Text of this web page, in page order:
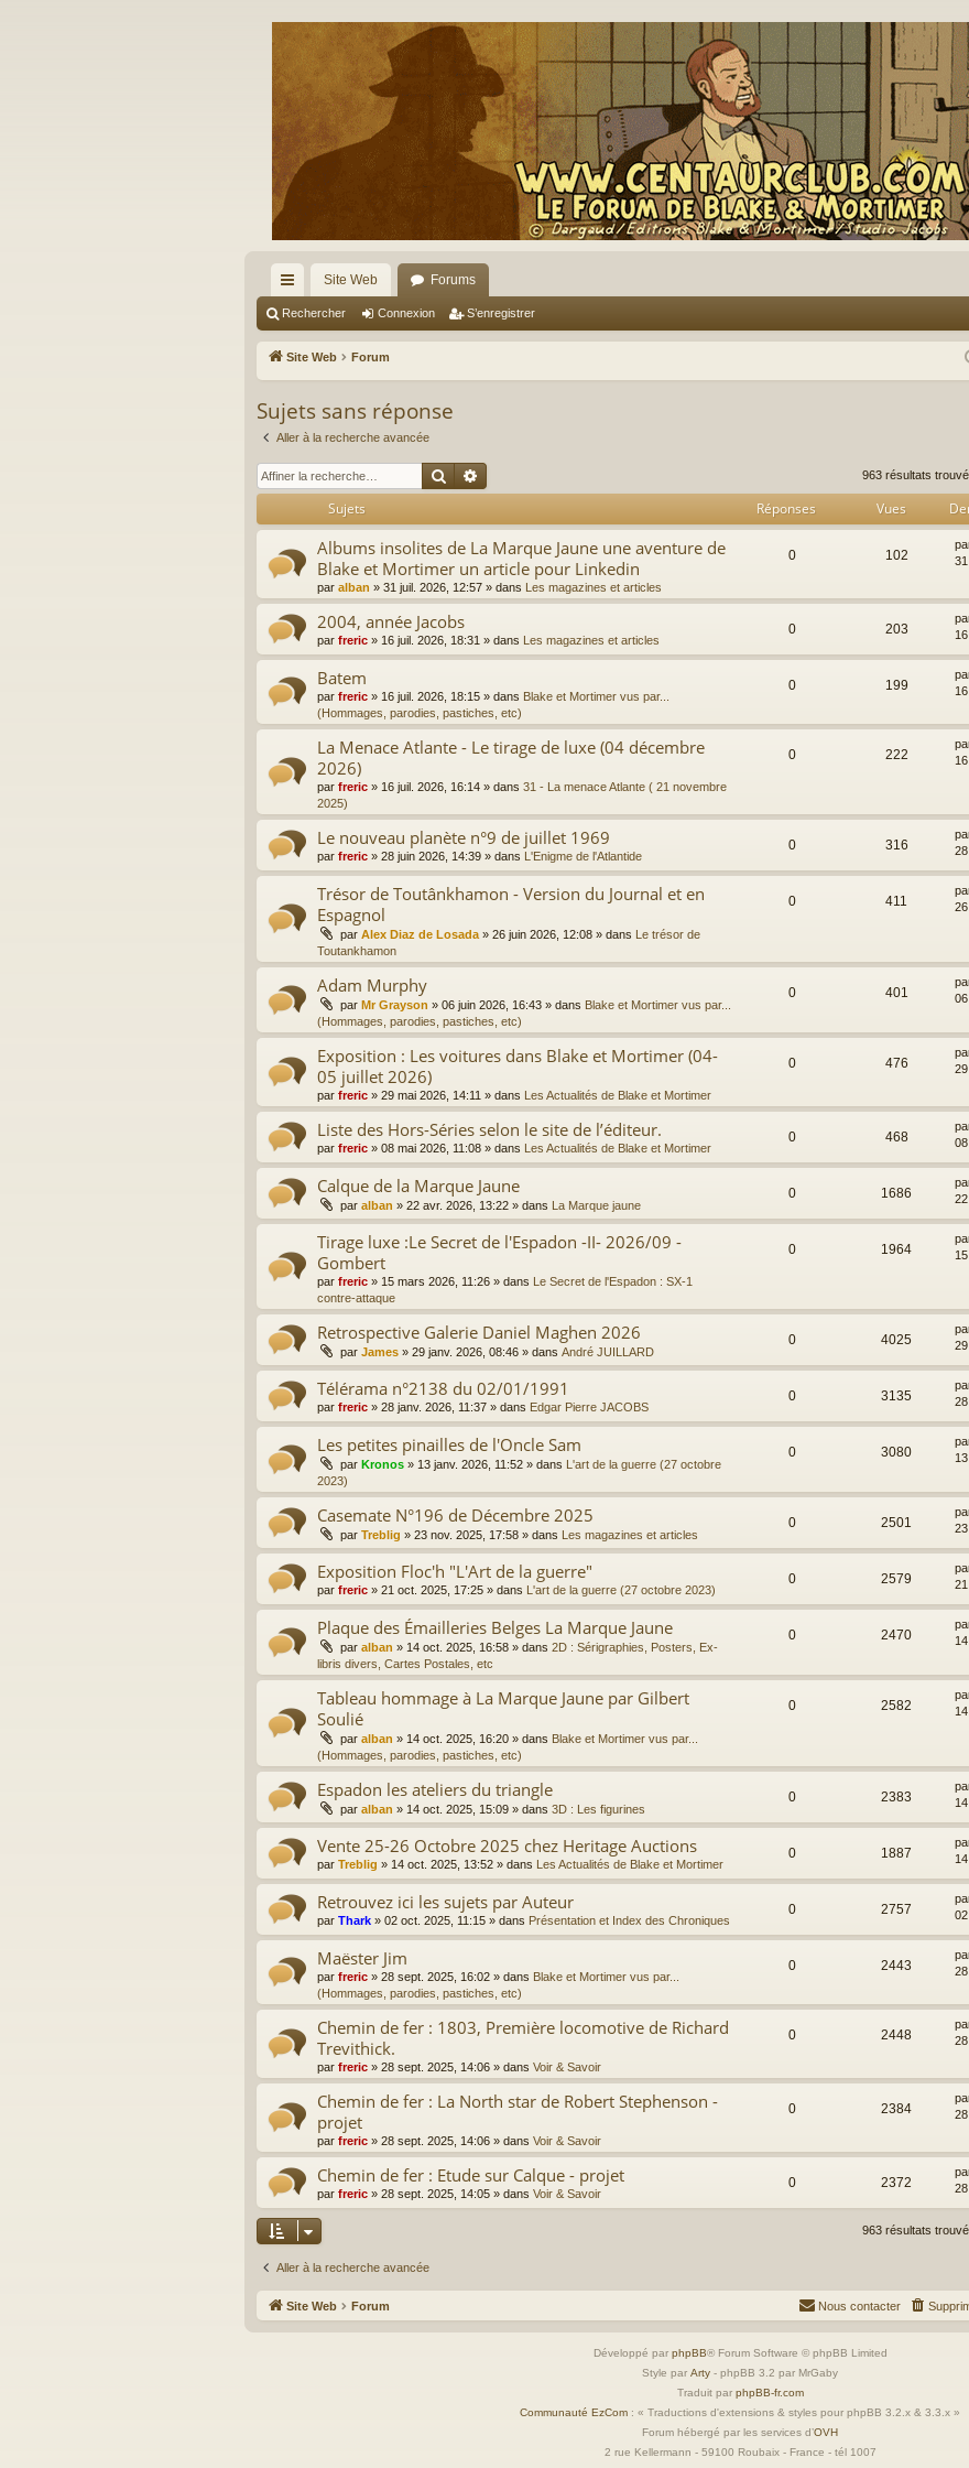
cc
ès
ra
pi
de
Site Web Forums
Rechercher Connexion S’enregistrer
Site Web Forum
Sujets sans réponse
Aller à la recherche avancée
Rechercher 963 résultats
Sujets Réponses Vues
Albums insolites de La Marque Jaune une aventure de
Blake et Mortimer un article pour Linkedin
par alban » 31 juil. 2026, 12:57 » dans Les magazines et articles
0 102
2004, année Jacobs
par freric » 16 juil. 2026, 18:31 » dans Les magazines et articles
0 203
Batem
par freric » 16 juil. 2026, 18:15 » dans Blake et Mortimer vus par...
(Hommages, parodies, pastiches, etc)
0 199
La Menace Atlante - Le tirage de luxe (04 décembre
2026)
par freric » 16 juil. 2026, 16:14 » dans 31 - La menace Atlante ( 21 novembre
2025)
0 222
Le nouveau planète n°9 de juillet 1969
par freric » 28 juin 2026, 14:39 » dans L'Enigme de l'Atlantide
0 316
Trésor de Toutânkhamon - Version du Journal et en
Espagnol
par Alex Diaz de Losada» 26 juin 2026, 12:08 » dans Le trésor de
Toutankhamon
0 411
Adam Murphy
par Mr Grayson » 06 juin 2026, 16:43 » dans Blake et Mortimer vus par...
(Hommages, parodies, pastiches, etc)
0 401
Exposition : Les voitures dans Blake et Mortimer (04-
05 juillet 2026)
par freric » 29 mai 2026, 14:11 » dans Les Actualités de Blake et Mortimer
0 476
Liste des Hors-Séries selon le site de l’éditeur.
par freric » 08 mai 2026, 11:08 » dans Les Actualités de Blake et Mortimer
0 468
Calque de la Marque Jaune
par alban » 22 avr. 2026, 13:22 » dans La Marque jaune
0 1686
Tirage luxe :Le Secret de l'Espadon -II- 2026/09 -
Gombert
par freric » 15 mars 2026, 11:26 » dans Le Secret de l'Espadon : SX-1
contre-attaque
0 1964
Retrospective Galerie Daniel Maghen 2026
par James » 29 janv. 2026, 08:46 » dans André JUILLARD
0 4025
Télérama n°2138 du 02/01/1991
par freric » 28 janv. 2026, 11:37 » dans Edgar Pierre JACOBS
0 3135
Les petites pinailles de l'Oncle Sam
par Kronos » 13 janv. 2026, 11:52 » dans L'art de la guerre (27 octobre
2023)
0 3080
Casemate N°196 de Décembre 2025
par Treblig » 23 nov. 2025, 17:58 » dans Les magazines et articles
0 2501
Exposition Floc'h "L'Art de la guerre"
par freric » 21 oct. 2025, 17:25 » dans L'art de la guerre (27 octobre 2023)
0 2579
Plaque des Émailleries Belges La Marque Jaune
par alban » 14 oct. 2025, 16:58 » dans 2D : Sérigraphies, Posters, Ex-
libris divers, Cartes Postales, etc
0 2470
Tableau hommage à La Marque Jaune par Gilbert
Soulié
par alban » 14 oct. 2025, 16:20 » dans Blake et Mortimer vus par...
(Hommages, parodies, pastiches, etc)
0 2582
Espadon les ateliers du triangle
par alban » 14 oct. 2025, 15:09 » dans 3D : Les figurines
0 2383
Vente 25-26 Octobre 2025 chez Heritage Auctions
par Treblig » 14 oct. 2025, 13:52 » dans Les Actualités de Blake et Mortimer
0 1887
Retrouvez ici les sujets par Auteur
par Thark » 02 oct. 2025, 11:15 » dans Présentation et Index des Chroniques
0 2757
Maëster Jim
par freric » 28 sept. 2025, 16:02 » dans Blake et Mortimer vus par...
(Hommages, parodies, pastiches, etc)
0 2443
Chemin de fer : 1803, Première locomotive de Richard
Trevithick.
par freric » 28 sept. 2025, 14:06 » dans Voir & Savoir
0 2448
Chemin de fer : La North star de Robert Stephenson -
projet
par freric » 28 sept. 2025, 14:06 » dans Voir & Savoir
0 2384
Chemin de fer : Etude sur Calque - projet
par freric » 28 sept. 2025, 14:05 » dans Voir & Savoir
0 2372
963 résultats
Aller à la recherche avancée
Site Web Forum Nous contacter
Développé par phpBB® Forum Software © phpBB Limited
Style par Arty - phpBB 3.2 par MrGaby
Traduit par phpBB-fr.com
Communauté EzCom : « Traductions d'extensions & styles pour phpBB 3.2.x & 3.3.x »
Forum hébergé par les services d’OVH
2 rue Kellermann - 59100 Roubaix - France - tél 1007